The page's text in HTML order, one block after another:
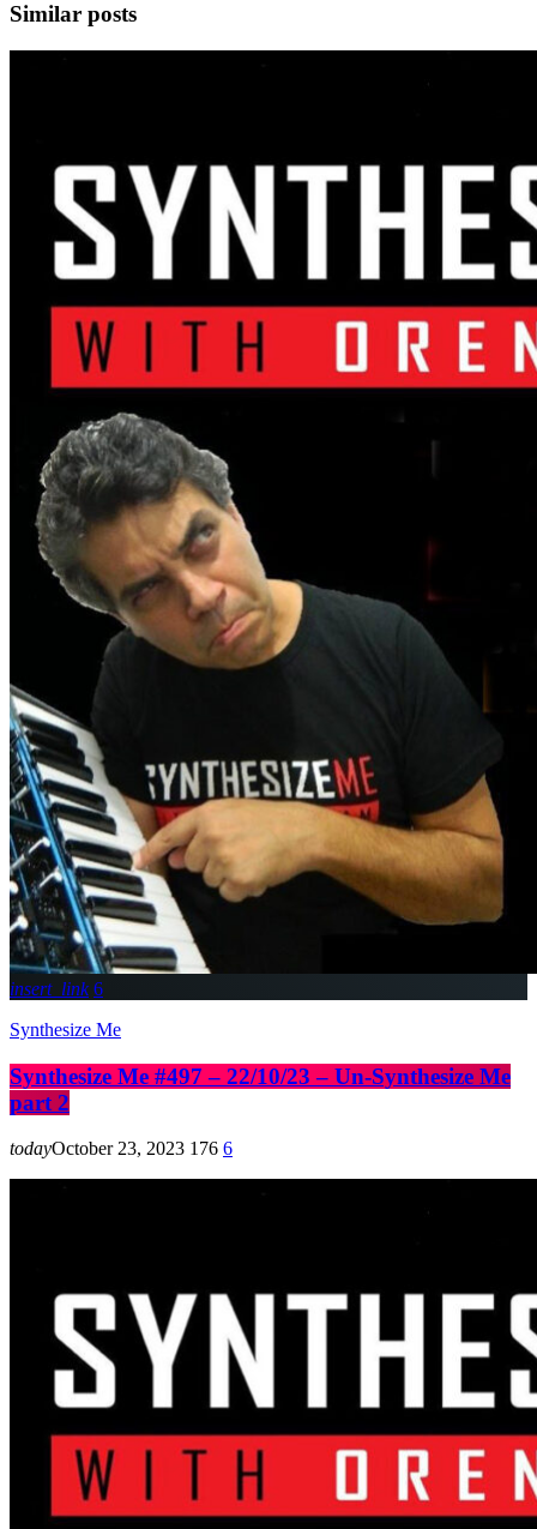
Similar posts
insert_link 6
Synthesize Me
Synthesize Me #497 – 22/10/23 – Un-Synthesize Me
part 2
todayOctober 23, 2023 176 6